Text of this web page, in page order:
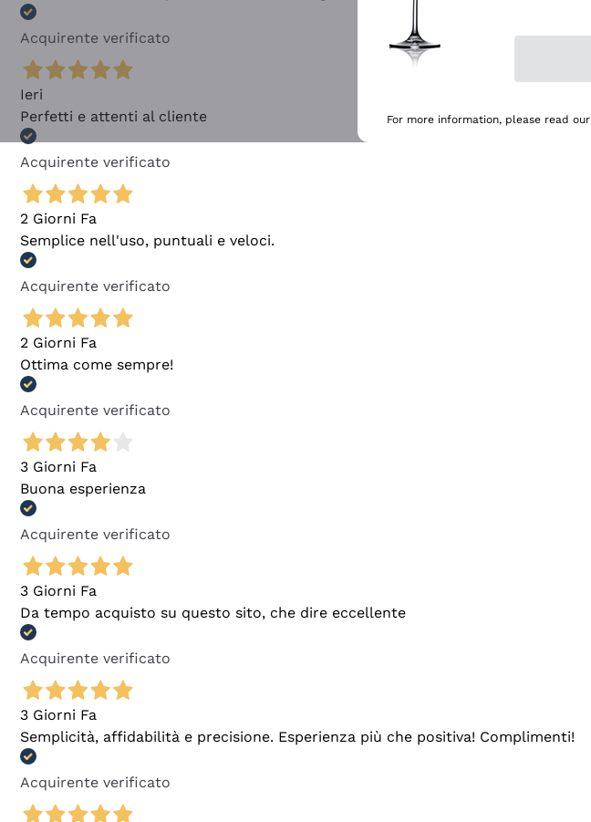
Acquirente verificato
Ieri
Perfetti e attenti al cliente
Acquirente verificato
2 Giorni Fa
Semplice nell'uso, puntuali e veloci.
Acquirente verificato
2 Giorni Fa
Ottima come sempre!
Acquirente verificato
3 Giorni Fa
Buona esperienza
Acquirente verificato
3 Giorni Fa
Da tempo acquisto su questo sito, che dire eccellente
Acquirente verificato
3 Giorni Fa
Semplicità, affidabilità e precisione. Esperienza più che positiva! Complimenti!
Acquirente verificato
For more information, please read our